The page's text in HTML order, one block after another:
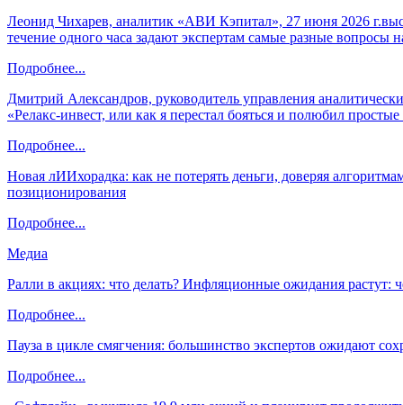
Леонид Чихарев, аналитик «АВИ Кэпитал», 27 июня 2026
течение одного часа задают экспертам самые разные вопросы
Подробнее...
Дмитрий Александров, руководитель управления
«Релакс-инвест, или как я перестал бояться и полюбил
Подробнее...
Новая лИИхорадка: как не потерять деньги, доверяя
позиционирования
Подробнее...
Медиа
Ралли в акциях: что делать? Инфляционные ожидания
Подробнее...
Пауза в цикле смягчения: большинство экспертов ожидают
Подробнее...